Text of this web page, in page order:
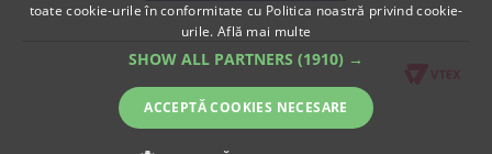
toate cookie-urile în conformitate cu Politica noastră privind cookie-
urile. Află mai multe
SHOW ALL PARTNERS (1910) →
ACCEPTĂ COOKIES NECESARE